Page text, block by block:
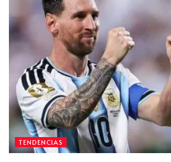
TENDENCIAS